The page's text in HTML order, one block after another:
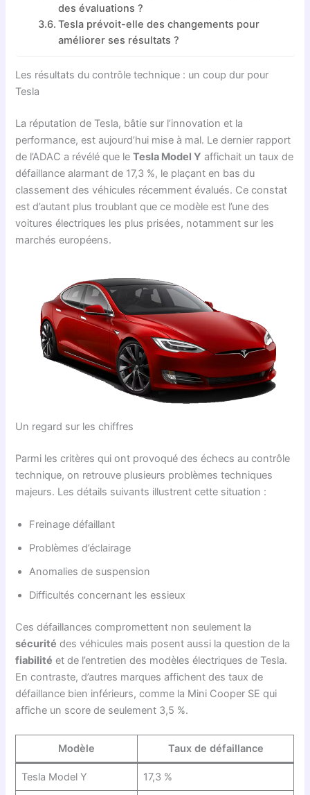
des évaluations ?
Tesla prévoit-elle des changements pour
améliorer ses résultats ?
Les résultats du contrôle technique : un coup dur pour
Tesla
La réputation de Tesla, bâtie sur l’innovation et la
performance, est aujourd’hui mise à mal. Le dernier rapport
de l’ADAC a révélé que leTesla Model Y affichait un taux de
défaillance alarmant de 17,3 %, le plaçant en bas du
classement des véhicules récemment évalués. Ce constat
est d’autant plus troublant que ce modèle est l’une des
voitures électriques les plus prisées, notamment sur les
marchés européens.
Un regard sur les chiffres
Parmi les critères qui ont provoqué des échecs au contrôle
technique, on retrouve plusieurs problèmes techniques
majeurs. Les détails suivants illustrent cette situation :
Freinage défaillant
Problèmes d’éclairage
Anomalies de suspension
Difficultés concernant les essieux
Ces défaillances compromettent non seulement la
sécurité des véhicules mais posent aussi la question de la
fiabilité et de l’entretien des modèles électriques de Tesla.
En contraste, d’autres marques affichent des taux de
défaillance bien inférieurs, comme la Mini Cooper SE qui
affiche un score de seulement 3,5 %.
Modèle Taux de défaillance
Tesla Model Y 17,3 %